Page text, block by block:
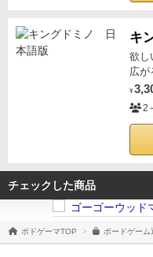
キ
欲し
広が
¥
2
チェックした商品
ボドゲーマTOP ボードゲーム